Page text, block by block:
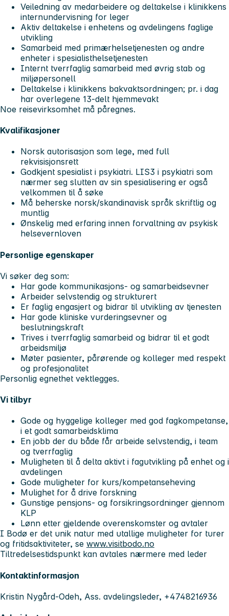
Veiledning av medarbeidere og deltakelse i klinikkens
internundervisning for leger
Aktiv deltakelse i enhetens og avdelingens faglige
utvikling
Samarbeid med primærhelsetjenesten og andre
enheter i spesialisthelsetjenesten
Internt tverrfaglig samarbeid med øvrig stab og
miljøpersonell
Deltakelse i klinikkens bakvaktsordningen; pr. i dag
har overlegene 13-delt hjemmevakt
Noe reisevirksomhet må påregnes.
Kvalifikasjoner
Norsk autorisasjon som lege, med full
rekvisisjonsrett
Godkjent spesialist i psykiatri. LIS3 i psykiatri som
nærmer seg slutten av sin spesialisering er også
velkommen til å søke
Må beherske norsk/skandinavisk språk skriftlig og
muntlig
Ønskelig med erfaring innen forvaltning av psykisk
helsevernloven
Personlige egenskaper
Vi søker deg som:
Har gode kommunikasjons- og samarbeidsevner
Arbeider selvstendig og strukturert
Er faglig engasjert og bidrar til utvikling av tjenesten
Har gode kliniske vurderingsevner og
beslutningskraft
Trives i tverrfaglig samarbeid og bidrar til et godt
arbeidsmiljø
Møter pasienter, pårørende og kolleger med respekt
og profesjonalitet
Personlig egnethet vektlegges.
Vi tilbyr
Gode og hyggelige kolleger med god fagkompetanse,
i et godt samarbeidsklima
En jobb der du både får arbeide selvstendig, i team
og tverrfaglig
Muligheten til å delta aktivt i fagutvikling på enhet og i
avdelingen
Gode muligheter for kurs/kompetanseheving
Mulighet for å drive forskning
Gunstige pensjons- og forsikringsordninger gjennom
KLP
Lønn etter gjeldende overenskomster og avtaler
I Bodø er det unik natur med utallige muligheter for turer
og fritidsaktiviteter, se www.visitbodo.no
Tiltredelsestidspunkt kan avtales nærmere med leder
Kontaktinformasjon
Kristin Nygård-Odeh, Ass. avdelingsleder, +4748216936